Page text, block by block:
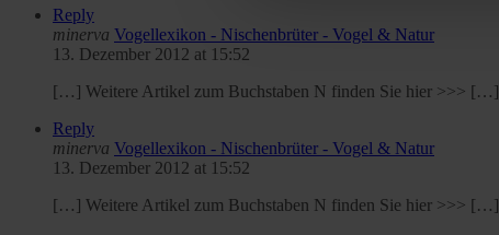
Reply
minerva Vogellexikon - Nischenbrüter - Vogel & Natur
13. Dezember 2012 at 15:52
[…] Weitere Artikel zum Buchstaben N finden Sie hier >>> […]
Reply
minerva Vogellexikon - Nischenbrüter - Vogel & Natur
13. Dezember 2012 at 15:52
[…] Weitere Artikel zum Buchstaben N finden Sie hier >>> […]